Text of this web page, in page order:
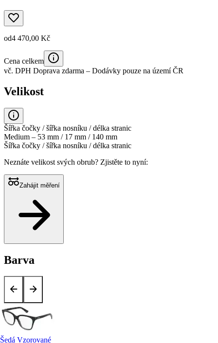
od4 470,00 Kč
Cena celkem
vč. DPH Doprava zdarma – Dodávky pouze na území ČR
Velikost
Šířka čočky / šířka nosníku / délka stranic
Medium – 53 mm / 17 mm / 140 mm
Šířka čočky / šířka nosníku / délka stranic
Neznáte velikost svých obrub? Zjistěte to nyní:
Zahájit měření
Barva
Šedá Vzorované